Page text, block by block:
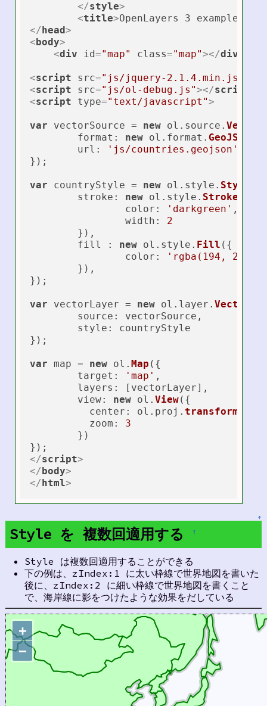
</style>
<title>OpenLayers 3 example
</head>
<body>
<div id="map" class="map"></div
<script src="js/jquery-2.1.4.min.js"
<script src="js/ol-debug.js"></script
<script type="text/javascript">
var vectorSource = new ol. source . Vector
format : new ol. format . GeoJSON
url :
'js/countries.geojson'
});
var countryStyle = new ol. style . Style
stroke : new ol. style . Stroke
color : 'darkgreen' ,
width : 2
	fill :
new ol. style . Fill ({
color :
'rgba(194, 255,
});
var vectorLayer = new ol. layer . Vector
source : vectorSource,
style : countryStyle
});
var map = new ol. Map ({
target : 'map' ,
layers : [vectorLayer],
view: new ol. View({
center : ol. proj . transform
zoom : 3
</script>
</body>
</html>
↑
Style を 複数回適用する †
Style は複数回適用することができる
下の例は、zIndex:1 に太い枠線で世界地図を書いた
後に、zIndex:2 に細い枠線で世界地図を書くこと
で、海岸線に影をつけたような効果をだしている